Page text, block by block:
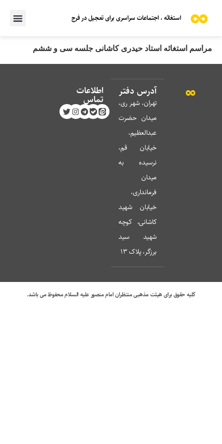
استغاثه ، اجتماعات سراسری برای تعجیل در فرج
مراسم استغاثه استاد حیدری کاشانی جلسه سی و ششم
آدرس دفتر
تهران، شهر ری،
میدان حضرت
عبدالعظیم،
خیابان قم،
نرسیده به
میدان
فرمانداری،
خیابان شهید
کاشانی، کوچه
شهید سید
برزگر، پلاک 13
اطلاعات
تماس
کلیه حقوق برای هیئت مذهبی منتظران امام منصور علیه السلام محفوظ می باشد.